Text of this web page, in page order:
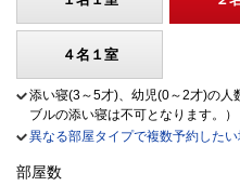
４名１室
添い寝(3～5才)、幼児(0～2才)の人
ブルの添い寝は不可となります。）
異なる部屋タイプで複数予約した
部屋数